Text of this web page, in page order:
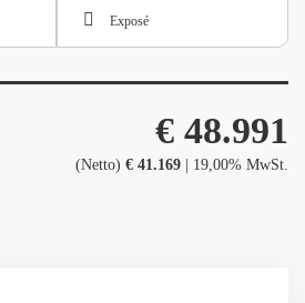
Exposé
€ 48.991
(Netto) € 41.169 | 19,00% MwSt.